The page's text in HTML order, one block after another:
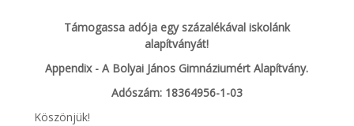
Támogassa adója egy százalékával iskolánk
alapítványát!
Appendix - A Bolyai János Gimnáziumért Alapítvány.
Adószám: 18364956-1-03
Köszönjük!